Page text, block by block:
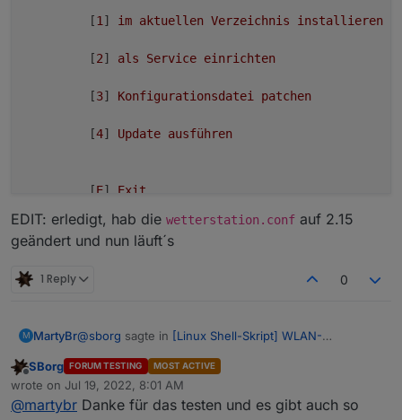
         [
1 ] im aktuellen Verzeichnis installieren
         [
2] als Service einrichten
         [
3] Konfigurationsdatei patchen
         [
4] Update ausführen
         [
E] Exit
┌────────────────────────┐
│
│
WS-Updater V2.15.0
│
EDIT: erledigt, hab die wetterstation.conf auf 2.15
geändert und nun läuft´s
1 Reply 0
M MartyBr@sborg sagte in [Linux Shell-Skript] WLAN-
if [ "${test}" = " is running" ]; then echo API
läuft; fi
Offline
SBorg FORUM TESTING MOST ACTIVE
wrote on Jul 19, 2022, 8:01 AM
last edited by
@martybr Danke für das testen und es gibt auch so